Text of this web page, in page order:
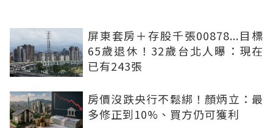
屏東套房＋存股千張00878...目標
65歲退休！32歲台北人曝：現在
已有243張
房價沒跌央行不鬆綁！顏炳立：最
多修正到10%、買方仍可獲利